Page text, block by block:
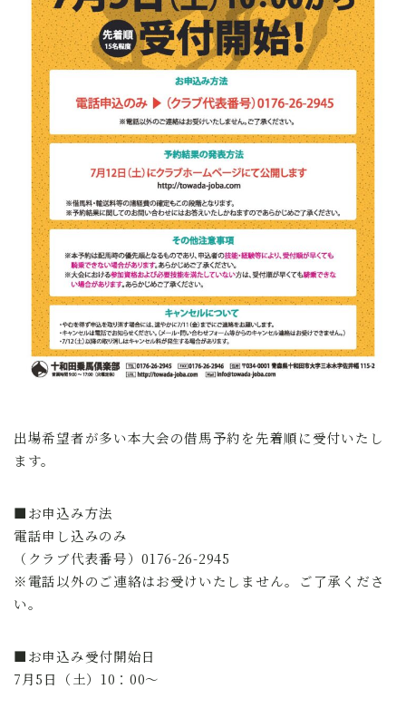
出場希望者が多い本大会の借馬予約を先着順に受付いたし
ます。
■お申込み方法
電話申し込みのみ
（クラブ代表番号）0176-26-2945
※電話以外のご連絡はお受けいたしません。ご了承くださ
い。
■お申込み受付開始日
7月5日（土）10：00～